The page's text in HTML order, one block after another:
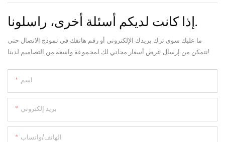
إذا كانت لديكم أسئلة أخرى، راسلونا.
ما عليك سوى ترك بريدك الإلكتروني أو رقم هاتفك في نموذج الاتصال حتى
نتمكن من إرسال عرض أسعار مجاني لك لمجموعة واسعة من التصاميم لدينا!
اسم
بريد إلكتروني
الهاتف/واتساب